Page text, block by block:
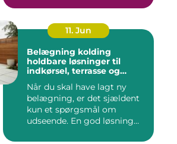
11. Jun
Belægning kolding
holdbare løsninger til
indkørsel, terrasse og
Når du skal have lagt ny
belægning, er det sjældent
kun et spørgsmål om
udseende. En god løsning